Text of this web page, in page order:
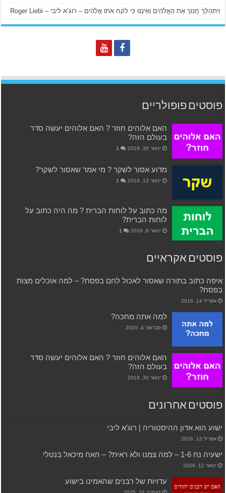
וַיִּתְהַלֵּךְ חֲנוֹךְ אֶת הָאֱלֹהִים וְאֵינֶנּוּ כִּי לקח אֹתוֹ אֱלֹהִים – רוג’א ליבי – Roger Liebi
פוסטים פופולריים
האם אלוהים חוזר ? האם אלוהים יעשה סדר
בעולם הזה?
ינואר 30, 2019 1
מדוע אסור לשקר ? מי אמר שאסור לשקר?
ינואר 13, 2019 1
מה כתוב על לוחות הברית ? מה היה כתוב על
לוחות הברית?
ינואר 8, 2019 1
פוסטים אקראיים
איפה כתוב בתורה שאסור לאכול לחם בפסח? – למה אוכלים מצות
בפסח?
אפריל 14, 2016
למה אתה מחכה?
פברואר 4, 2020
האם אלוהים חוזר ? האם אלוהים יעשה סדר
בעולם הזה?
ינואר 30, 2019
פוסטים אחרונים
ישוע הוא אדון ההיסטוריה | רוג’א ליבי
אפריל 13, 2026
ישעיה נח 1-6 – למה צמנו ולא ראית? – האח מיכאל בנטלי
ינואר 12, 2026
עדויות של רבנים שהאמינו בישוע